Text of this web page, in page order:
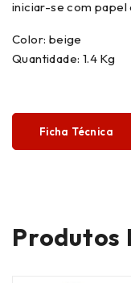
iniciar-se com papel
Color: beige
Quantidade: 1.4 Kg
Ficha Técnica
Produtos